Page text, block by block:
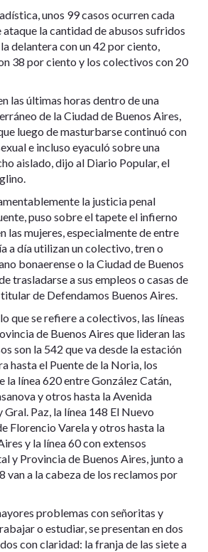
unos 99 casos ocurren cada
la cantidad de abusos sufridos
delantera con un 42 por ciento,
38 por ciento y los colectivos con 20
las últimas horas dentro de una
de la Ciudad de Buenos Aires,
luego de masturbarse continuó con
e incluso eyaculó sobre una
aislado, dijo al Diario Popular, el
la justicia penal
puso sobre el tapete el infierno
las mujeres, especialmente de entre
a día utilizan un colectivo, tren o
bonaerense o la Ciudad de Buenos
trasladarse a sus empleos o casas de
de Defendamos Buenos Aires.
que se refiere a colectivos, las líneas
de Buenos Aires que lideran las
son la 542 que va desde la estación
hasta el Puente de la Noria, los
la línea 620 entre González Catán,
y otros hasta la Avenida
Paz, la línea 148 El Nuevo
Florencio Varela y otros hasta la
y la línea 60 con extensos
y Provincia de Buenos Aires, junto a
van a la cabeza de los reclamos por
problemas con señoritas y
o estudiar, se presentan en dos
con claridad: la franja de las siete a